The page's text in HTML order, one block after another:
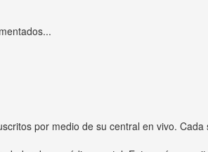
por medio de su central en vivo.